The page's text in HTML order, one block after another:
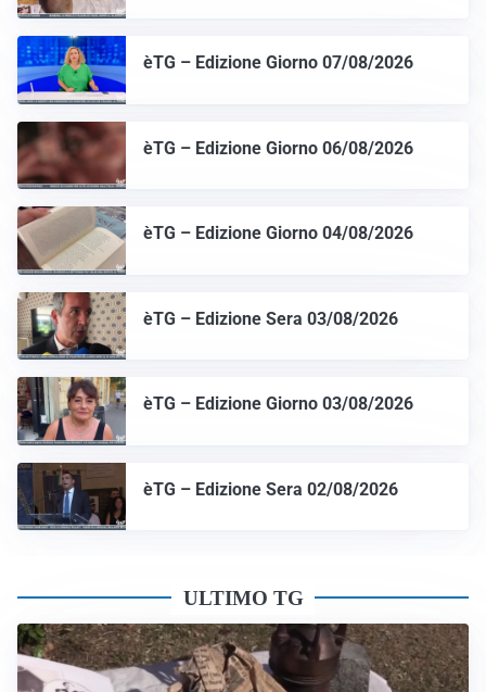
èTG – Edizione Giorno 07/08/2026
èTG – Edizione Giorno 06/08/2026
èTG – Edizione Giorno 04/08/2026
èTG – Edizione Sera 03/08/2026
èTG – Edizione Giorno 03/08/2026
èTG – Edizione Sera 02/08/2026
ULTIMO TG